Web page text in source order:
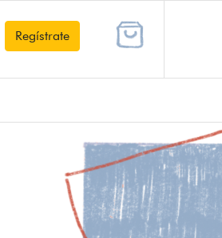
Regístrate